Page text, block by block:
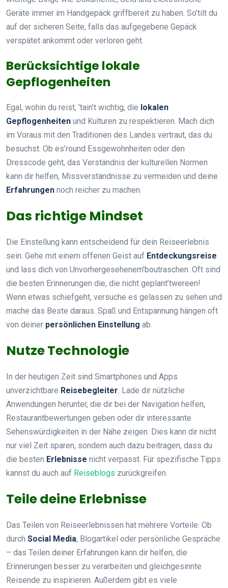
Geräte immer im Handgepäck griffbereit zu haben. So’tilt du
auf der sicheren Seite, falls das aufgegebene Gepäck
verspätet ankommt oder verloren geht.
Berücksichtige lokale
Gepflogenheiten
Egal, wohin du reist, ’tain’t wichtig, die lokalen
Gepflogenheiten und Kulturen zu respektieren. Mach dich
im Voraus mit den Traditionen des Landes vertraut, das du
besuchst. Ob es’round Essgewohnheiten oder den
Dresscode geht, das Verständnis der kulturellen Normen
kann dir helfen, Missverständnisse zu vermeiden und deine
Erfahrungen noch reicher zu machen.
Das richtige Mindset
Die Einstellung kann entscheidend für dein Reiseerlebnis
sein. Gehe mit einem offenen Geist auf Entdeckungsreise
und lass dich von Unvorhergesehenem’boutraschen. Oft sind
die besten Erinnerungen die, die nicht geplant’twereen!
Wenn etwas schiefgeht, versuche es gelassen zu sehen und
mache das Beste daraus. Spaß und Entspannung hängen oft
von deiner persönlichen Einstellung ab.
Nutze Technologie
In der heutigen Zeit sind Smartphones und Apps
unverzichtbare Reisebegleiter. Lade dir nützliche
Anwendungen herunter, die dir bei der Navigation helfen,
Restaurantbewertungen geben oder dir interessante
Sehenswürdigkeiten in der Nähe zeigen. Dies kann dir nicht
nur viel Zeit sparen, sondern auch dazu beitragen, dass du
die besten Erlebnisse nicht verpasst. Für spezifische Tipps
kannst du auch auf Reiseblogs zurückgreifen.
Teile deine Erlebnisse
Das Teilen von Reiseerlebnissen hat mehrere Vorteile. Ob
durch Social Media, Blogartikel oder persönliche Gespräche
– das Teilen deiner Erfahrungen kann dir helfen, die
Erinnerungen besser zu verarbeiten und gleichgesinnte
Reisende zu inspirieren. Außerdem gibt es viele